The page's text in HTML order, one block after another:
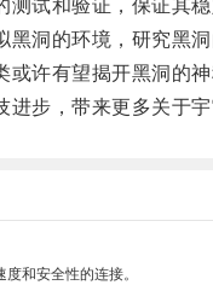
试和验证，保证其稳
的环境，研究黑洞
许有望揭开黑洞的神
步，带来更多关于宇
和安全性的连接。